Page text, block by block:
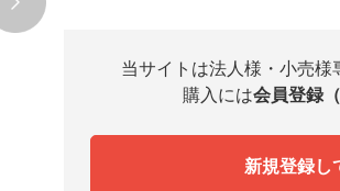
当サイトは法人様・小売様
購入には会員登録（
新規登録し